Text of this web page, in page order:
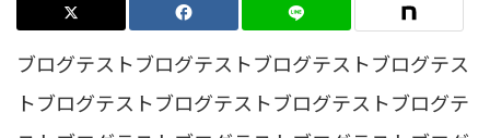
ブログテストブログテストブログテストブログテス
トブログテストブログテストブログテストブログテ